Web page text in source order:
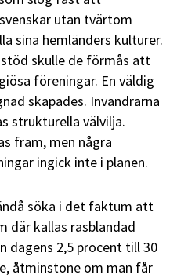
utan tvärtom
sina hemländers kulturer.
skulle de förmås att
föreningar. En väldig
skapades. Invandrarna
strukturella välvilja.
fram, men några
ingick inte i planen.
söka i det faktum att
där kallas rasblandad
dagens 2,5 procent till 30
åtminstone om man får